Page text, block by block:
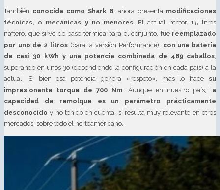
También conocida como Shark 6 , ahora presenta modificaciones
técnicas, o mecánicas y no menores . El actual motor 1.5 litros
naftero, que sirve de base térmica para el conjunto, fue reemplazado
por uno de 2 litros(para la versión Performance), con una batería
de casi 30 kWh y una potencia combinada de 469 caballos
superando en unos 3o (dependiendo la configuración en cada país) a la
actual. Si bien esa potencia genera «respeto», más lo hace su
impresionante torque de 700 Nm . Aunque en nuestro país, l a
capacidad de remolque es un parámetro prácticamente
desconocido y no tenido en cuenta, sí resulta muy relevante en otros
mercados, sobre todo el norteamericano.